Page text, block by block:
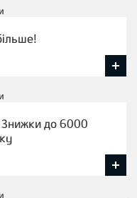
до 6000